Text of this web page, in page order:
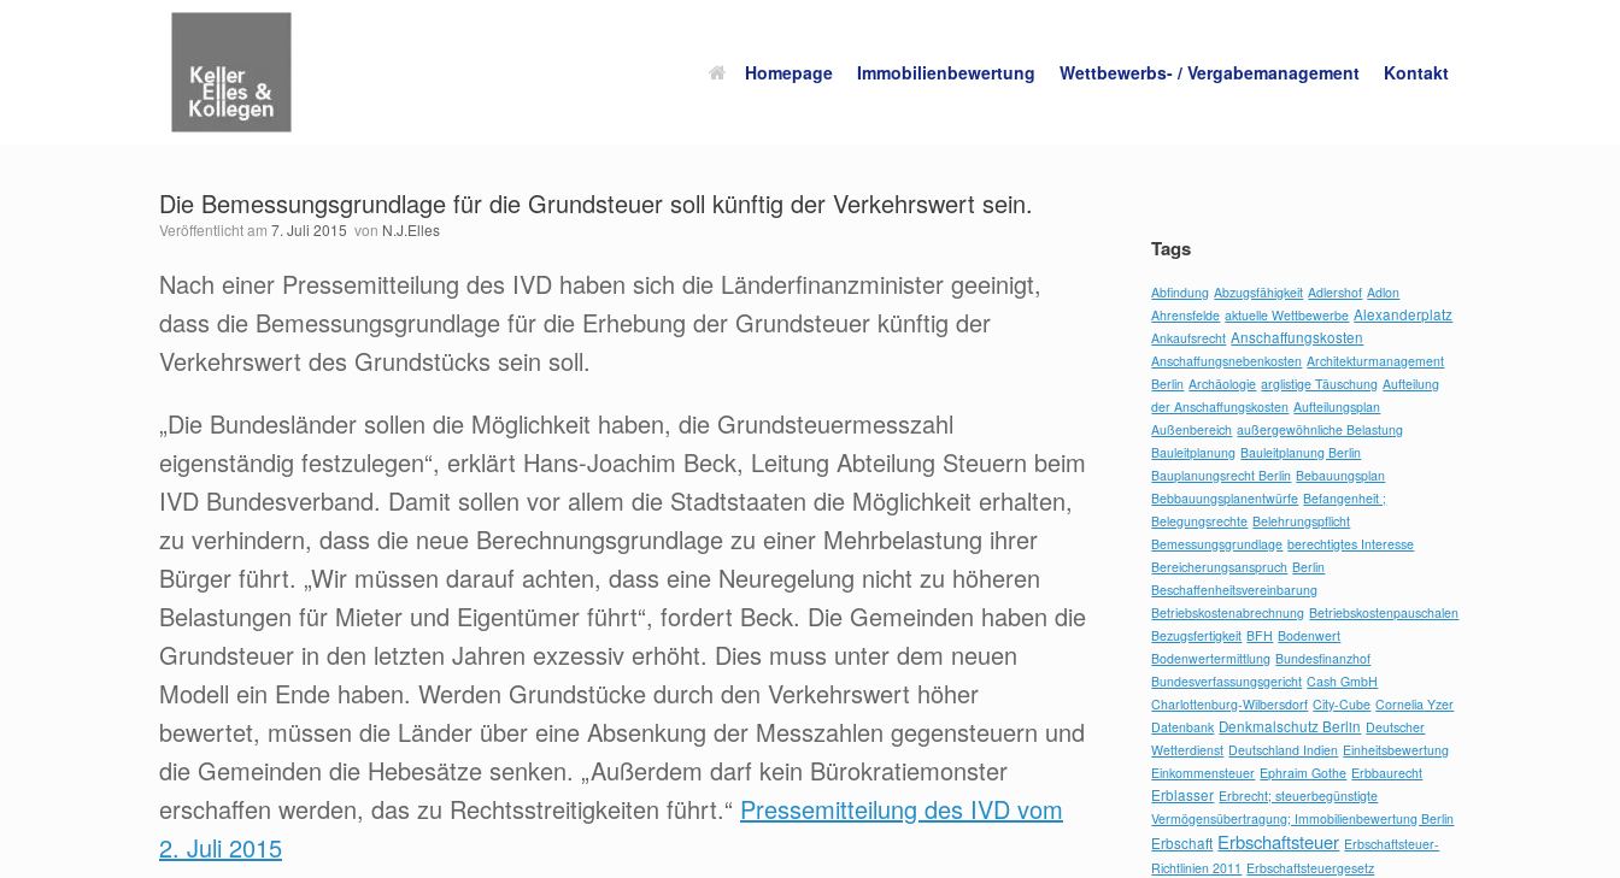
Homepage Immobilienbewertung Wettbewerbs- / Vergabemanagement Kontakt
Die Bemessungsgrundlage für die Grundsteuer soll künftig der Verkehrswert sein.
Veröffentlicht am 7. Juli 2015 von N.J.Elles
Nach einer Pressemitteilung des IVD haben sich die Länderfinanzminister geeinigt,
dass die Bemessungsgrundlage für die Erhebung der Grundsteuer künftig der
Verkehrswert des Grundstücks sein soll.
„Die Bundesländer sollen die Möglichkeit haben, die Grundsteuermesszahl
eigenständig festzulegen“, erklärt Hans-Joachim Beck, Leitung Abteilung Steuern beim
IVD Bundesverband. Damit sollen vor allem die Stadtstaaten die Möglichkeit erhalten,
zu verhindern, dass die neue Berechnungsgrundlage zu einer Mehrbelastung ihrer
Bürger führt. „Wir müssen darauf achten, dass eine Neuregelung nicht zu höheren
Belastungen für Mieter und Eigentümer führt“, fordert Beck. Die Gemeinden haben die
Grundsteuer in den letzten Jahren exzessiv erhöht. Dies muss unter dem neuen
Modell ein Ende haben. Werden Grundstücke durch den Verkehrswert höher
bewertet, müssen die Länder über eine Absenkung der Messzahlen gegensteuern und
die Gemeinden die Hebesätze senken. „Außerdem darf kein Bürokratiemonster
erschaffen werden, das zu Rechtsstreitigkeiten führt.“ Pressemitteilung des IVD vom
2. Juli 2015
Tags
Abfindung Abzugsfähigkeit Adlershof Adlon
Ahrensfelde aktuelle Wettbewerbe Alexanderplatz
Ankaufsrecht Anschaffungskosten
Anschaffungsnebenkosten Architekturmanagement
Berlin Archäologie arglistige Täuschung Aufteilung
der Anschaffungskosten Aufteilungsplan
Außenbereich außergewöhnliche Belastung
Bauleitplanung Bauleitplanung Berlin
Bauplanungsrecht Berlin Bebauungsplan
Bebbauungsplanentwürfe Befangenheit ;
Belegungsrechte Belehrungspflicht
Bemessungsgrundlage berechtigtes Interesse
Bereicherungsanspruch Berlin
Beschaffenheitsvereinbarung
Betriebskostenabrechnung Betriebskostenpauschalen
Bezugsfertigkeit BFH Bodenwert
Bodenwertermittlung Bundesfinanzhof
Bundesverfassungsgericht Cash GmbH
Charlottenburg-Wilbersdorf City-Cube Cornelia Yzer
Datenbank Denkmalschutz Berlin Deutscher
Wetterdienst Deutschland Indien Einheitsbewertung
Einkommensteuer Ephraim Gothe Erbbaurecht
Erblasser Erbrecht; steuerbegünstigte
Vermögensübertragung; Immobilienbewertung Berlin
Erbschaft Erbschaftsteuer Erbschaftsteuer-
Richtlinien 2011 Erbschaftsteuergesetz